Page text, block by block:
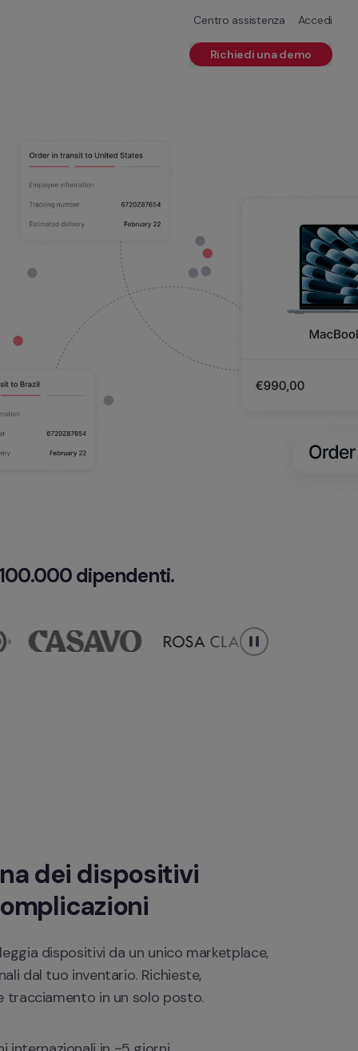
Centro assistenza Accedi
Richiedi una demo
dipendenti.
dei dispositivi
dispositivi da un unico marketplace,
dal tuo inventario. Richieste,
tracciamento in un solo posto.